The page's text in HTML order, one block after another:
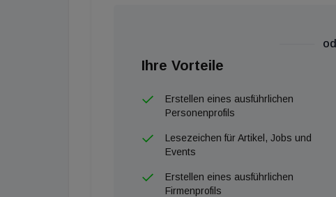
Ihre Vorteile
Erstellen eines ausführlichen
Personenprofils
Lesezeichen für Artikel, Jobs und
Events
Erstellen eines ausführlichen
Firmenprofils